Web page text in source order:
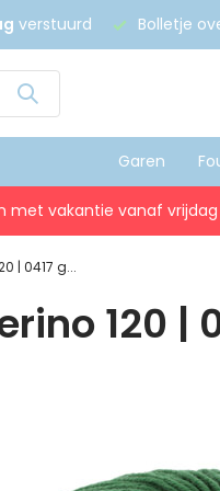
verstuurd Bolletje
Garen
met vakantie vanaf
| 0417 g...
120 |